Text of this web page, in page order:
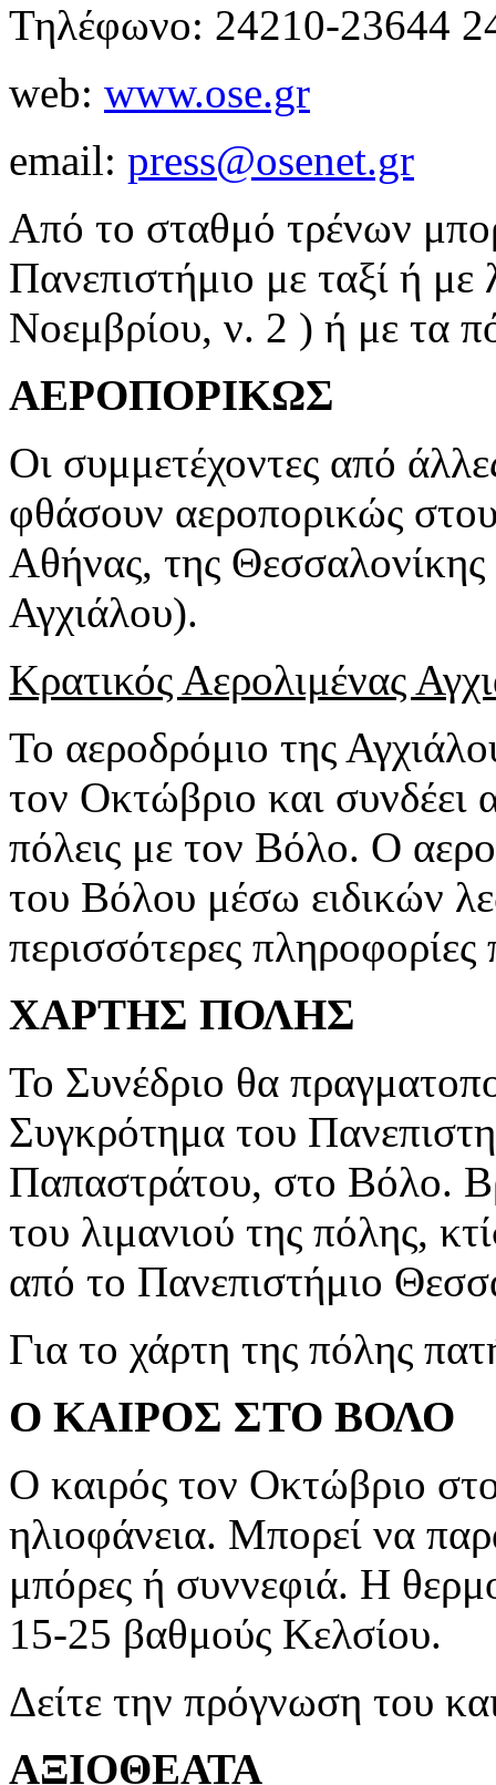
Τηλέφωνο: 24210-23644
web: www.ose.gr
email: press@osenet.gr
Από το σταθμό τρένων
Πανεπιστήμιο με ταξί ή
Νοεμβρίου, ν. 2 ) ή με τα
ΑΕΡΟΠΟΡΙΚΩΣ
Οι συμμετέχοντες από
φθάσουν αεροπορικώς
Αθήνας, της
Αγχιάλου).
Κρατικός Αερολιμένας
Το αεροδρόμιο της
τον Οκτώβριο και συνδέει
πόλεις με τον Βόλο. Ο
του Βόλου μέσω ειδικών
περισσότερες
ΧΑΡΤΗΣ ΠΟΛΗΣ
Το Συνέδριο θα
Συγκρότημα του
Παπαστράτου, στο Βόλο.
του λιμανιού της πόλης,
από το Πανεπιστήμιο
Για το χάρτη της πόλης
Ο ΚΑΙΡΟΣ ΣΤΟ ΒΟΛΟ
Ο καιρός τον Οκτώβριο
ηλιοφάνεια. Μπορεί να
μπόρες ή συννεφιά. Η
15-25 βαθμούς Κελσίου.
Δείτε την πρόγνωση του
ΑΞΙΟΘΕΑΤΑ